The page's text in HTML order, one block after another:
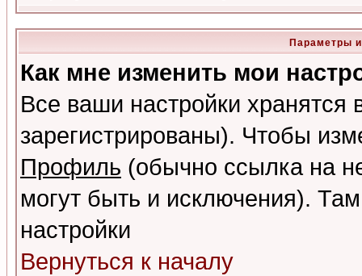
Параметры
Как мне изменить мои
Все ваши настройки
зарегистрированы). Чтобы
Профиль (обычно ссылка на
могут быть и исключения).
настройки
Вернуться к началу